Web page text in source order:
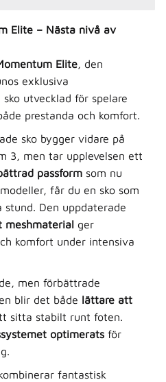
Elite – Nästa nivå av
Elite , den
exklusiva
utvecklad för spelare
prestanda och komfort.
sko bygger vidare på
3, men tar upplevelsen ett
passform som nu
får du en sko som
Den uppdaterade
ger
komfort under intensiva
men förbättrade
blir det både lättare att
sitta stabilt runt foten.
optimerats för
fantastisk